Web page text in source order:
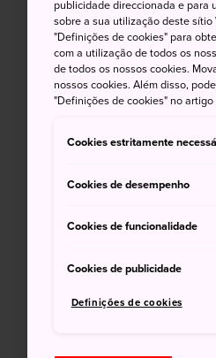
publicidade direccionada e para
sobre a sua utilização deste
"Definições de cookies" para
com a utilização de todos os
de todos os nossos cookies.
nossos cookies. Além disso,
"Definições de cookies" no
Cookies estritamente
Cookies de desempenho
Cookies de funcionalidade
Cookies de publicidade
Definições de cookies